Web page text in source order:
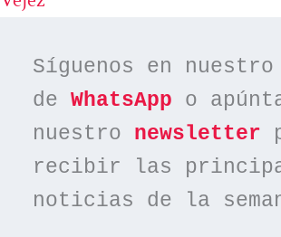
Síguenos en
de WhatsApp o
nuestro newsletter
recibir las
noticias de la